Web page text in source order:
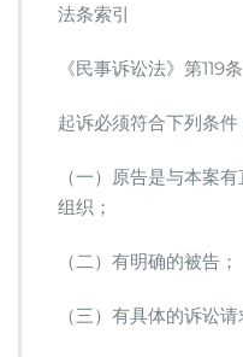
法条索引
《民事诉讼法》第119
起诉必须符合下列条件
（一）原告是与本案
组织；
（二）有明确的被告；
（三）有具体的诉讼